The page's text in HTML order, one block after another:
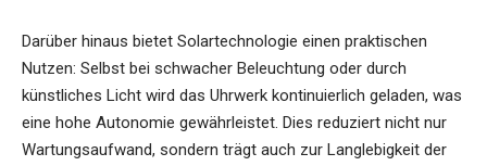
Darüber hinaus bietet Solartechnologie einen praktischen
Nutzen: Selbst bei schwacher Beleuchtung oder durch
künstliches Licht wird das Uhrwerk kontinuierlich geladen, was
eine hohe Autonomie gewährleistet. Dies reduziert nicht nur
Wartungsaufwand, sondern trägt auch zur Langlebigkeit der